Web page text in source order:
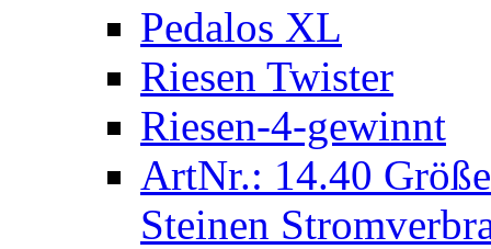
Pedalos XL
Riesen Twister
Riesen-4-gewinnt
ArtNr.: 14.40
Steinen